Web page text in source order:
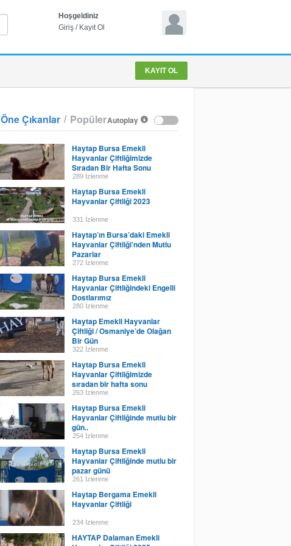
Hoşgeldiniz
Giriş/ Kayıt Ol
KAYIT OL
Autoplay
Öne Çıkanlar / Popüler
Haytap Bursa Emekli
Hayvanlar Çiftliğimizde
Sıradan Bir Hafta Sonu
289 İzlenme
Haytap Bursa Emekli
Hayvanlar Çiftliği 2023
331 İzlenme
Haytap’ın Bursa’daki Emekli
Hayvanlar Çiftliği’nden Mutlu
Pazarlar
272 İzlenme
Haytap Bursa Emekli
Hayvanlar Çiftliğindeki Engelli
Dostlarımız
280 İzlenme
Haytap Emekli Hayvanlar
Çiftliği / Osmaniye’de Olağan
Bir Gün
322 İzlenme
Haytap Bursa Emekli
Hayvanlar Çiftliğimizde
sıradan bir hafta sonu
263 İzlenme
Haytap Bursa Emekli
Hayvanlar Çiftliğinde mutlu bir
gün..
254 İzlenme
Haytap Bursa Emekli
Hayvanlar Çiftliğinde mutlu bir
pazar günü
261 İzlenme
Haytap Bergama Emekli
Hayvanlar Çiftliği
234 İzlenme
HAYTAP Dalaman Emekli